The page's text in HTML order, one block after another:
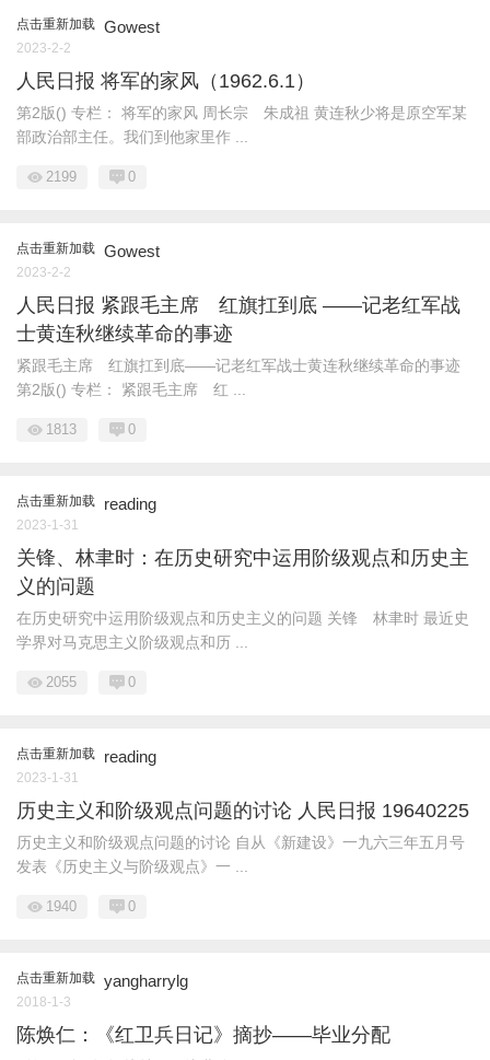
点击重新加载 Gowest
2023-2-2
人民日报 将军的家风（1962.6.1）
第2版() 专栏： 将军的家风 周长宗 朱成祖 黄连秋少将是原空军某
部政治部主任。我们到他家里作 ...
2199 0
点击重新加载 Gowest
2023-2-2
人民日报 紧跟毛主席 红旗扛到底 ——记老红军战
士黄连秋继续革命的事迹
紧跟毛主席 红旗扛到底——记老红军战士黄连秋继续革命的事迹
第2版() 专栏： 紧跟毛主席 红 ...
1813 0
点击重新加载 reading
2023-1-31
关锋、林聿时：在历史研究中运用阶级观点和历史主
义的问题
在历史研究中运用阶级观点和历史主义的问题 关锋 林聿时 最近史
学界对马克思主义阶级观点和历 ...
2055 0
点击重新加载 reading
2023-1-31
历史主义和阶级观点问题的讨论 人民日报 19640225
历史主义和阶级观点问题的讨论 自从《新建设》一九六三年五月号
发表《历史主义与阶级观点》一 ...
1940 0
点击重新加载 yangharrylg
2018-1-3
陈焕仁：《红卫兵日记》摘抄——毕业分配